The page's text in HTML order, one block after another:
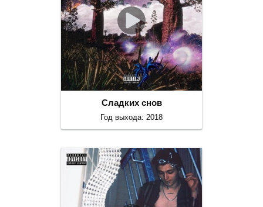
Сладких снов
Год выхода: 2018